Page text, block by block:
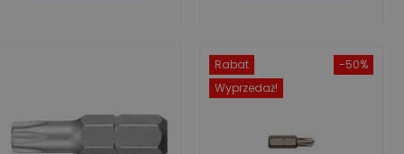
-50%
Rabat
Wyprzedaż!